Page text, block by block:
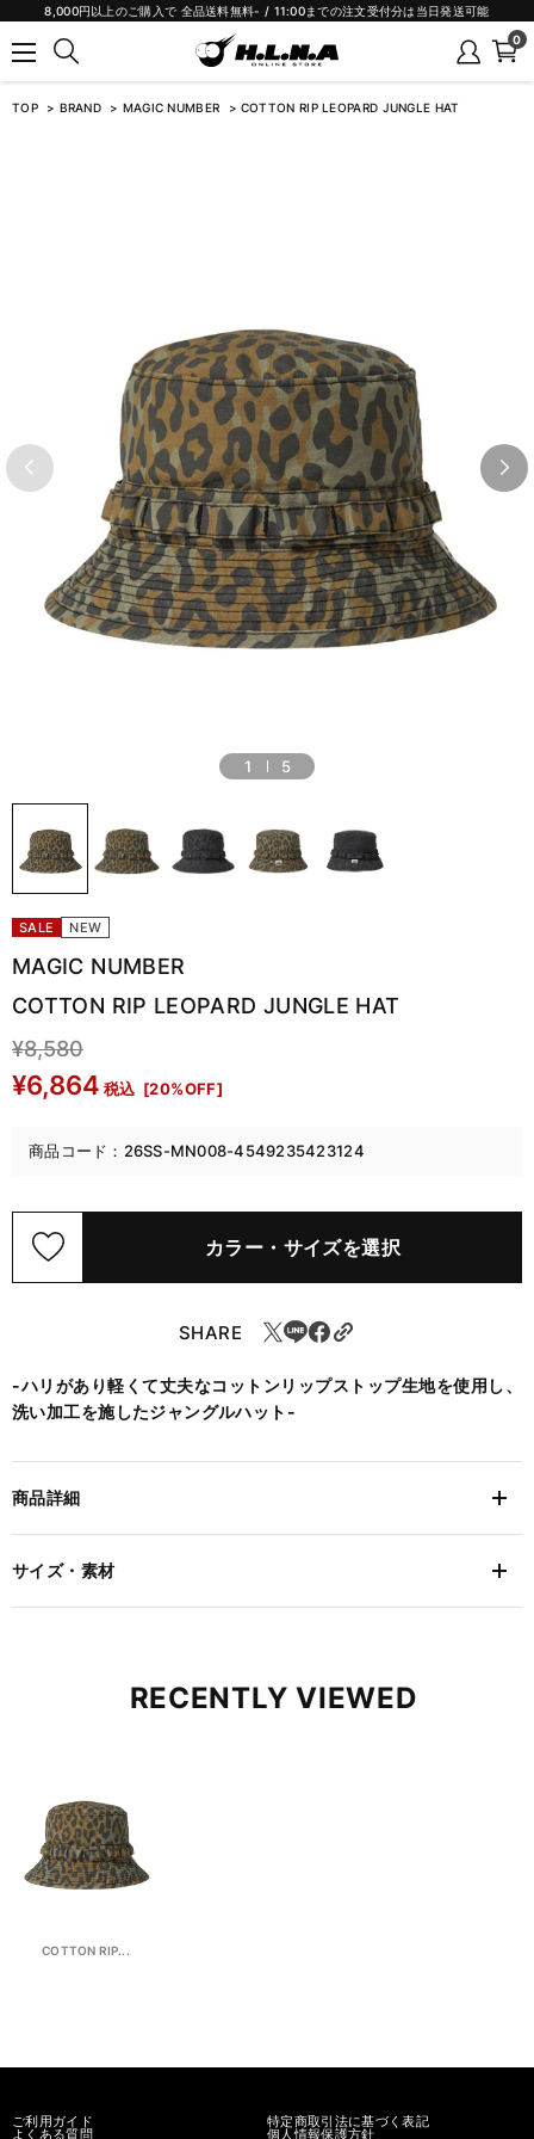
8,000円以上のご購入で 全品送料無料- / 11:00までの注文受付分は当日発送可能
0
TOP BRAND MAGIC NUMBER COTTON RIP LEOPARD JUNGLE HAT
1 5
SALE NEW
MAGIC NUMBER
COTTON RIP LEOPARD JUNGLE HAT
¥8,580
¥6,864 税込 [20%OFF]
商品コード：26SS-MN008-4549235423124
カラー・サイズを選択
SHARE
-ハリがあり軽くて丈夫なコットンリップストップ生地を使用し、
洗い加工を施したジャングルハット-
商品詳細
サイズ・素材
RECENTLY VIEWED
COTTON RIP...
ご利用ガイド
よくある質問
特定商取引法に基づく表記
個人情報保護方針